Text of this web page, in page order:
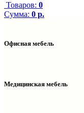
Товаров: 0
Сумма: 0 р.
Офисная мебель
Надстройки
Медицинская мебель